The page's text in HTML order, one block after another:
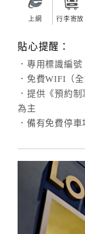
上網 行李寄放
貼心提醒：
．專用標識編號
．免費WIFI（全
．提供《預約
為主
．備有免費停車